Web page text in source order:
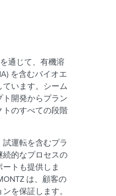
通じて、有機溶
を含むバイオエ
います。シーム
開発からプラン
トのすべての段階
運転を含むプラ
的なプロセスの
トも提供しま
は、顧客の
を保証します。